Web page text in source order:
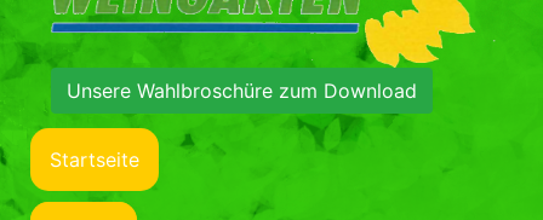
Unsere Wahlbroschüre zum Download
Startseite